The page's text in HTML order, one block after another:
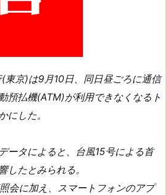
東京)は9月10日、同日昼ごろに通信
預払機(ATM)が利用できなくなるト
にした。
ータによると、台風15号による首
したとみられる。
会に加え、スマートフォンのアプ